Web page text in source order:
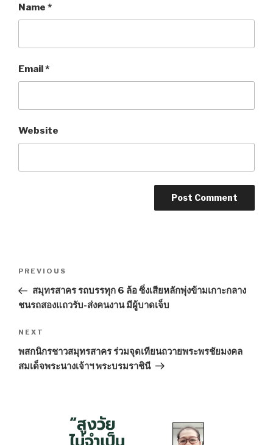
Name *
Email*
Website
Post
Previous
Post
PREVIOUS
สมุทรสาคร รถบรรทุก 6 ล้อ ซิ่งเสียหลักพุ่งข้ามเกาะกลาง
ชนรถสองแถวรับ-ส่งคนงาน มีผู้บาดเจ็บ
Next
Post
NEXT
พสกนิกรชาวสมุทรสาคร ร่วมจุดเทียนถวายพระพรชัยมงคล
สมเด็จพระนางเจ้าฯ พระบรมราชินี